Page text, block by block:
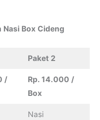
Nasi Box Cideng
Paket 2
/
Rp. 14.000 /
Box
Nasi